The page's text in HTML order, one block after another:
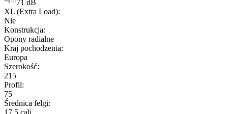
71 dB
XL (Extra Load):
Nie
Konstrukcja:
Opony radialne
Kraj pochodzenia:
Europa
Szerokość:
215
Profil:
75
Średnica felgi:
17.5 cali